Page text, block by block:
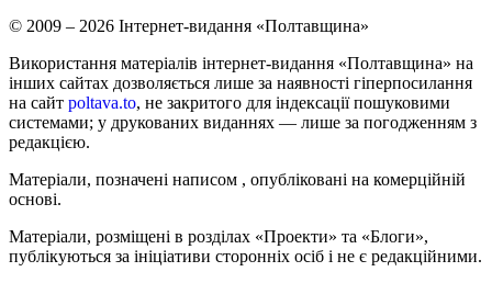
© 2009 – 2026 Інтернет-видання «Полтавщина»
Використання матеріалів інтернет-видання «Полтавщина» на
інших сайтах дозволяється лише за наявності гіперпосилання
на сайт poltava.to, не закритого для індексації пошуковими
системами; у друкованих виданнях — лише за погодженням з
редакцією.
Матеріали, позначені написом , опубліковані на комерційній
основі.
Матеріали, розміщені в розділах «Проекти» та «Блоги»,
публікуються за ініціативи сторонніх осіб і не є редакційними.